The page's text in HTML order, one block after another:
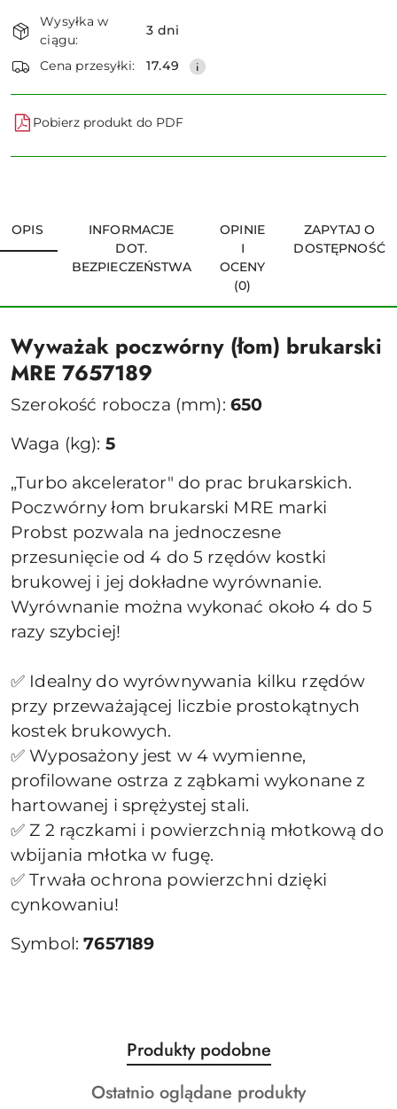
i
dostawa
Wysyłka w
ciągu:
3 dni
Cena przesyłki: 17.49
Pobierz produkt do PDF
OPIS
INFORMACJE
DOT.
BEZPIECZEŃSTWA
OPINIE
I
OCENY
(0)
ZAPYTAJ O
DOSTĘPNOŚĆ
Wyważak poczwórny (łom) brukarski
MRE 7657189
Szerokość robocza (mm): 650
Waga (kg): 5
„Turbo akcelerator" do prac brukarskich.
Poczwórny łom brukarski MRE marki
Probst pozwala na jednoczesne
przesunięcie od 4 do 5 rzędów kostki
brukowej i jej dokładne wyrównanie.
Wyrównanie można wykonać około 4 do 5
razy szybciej!
✅ Idealny do wyrównywania kilku rzędów
przy przeważającej liczbie prostokątnych
kostek brukowych.
✅ Wyposażony jest w 4 wymienne,
profilowane ostrza z ząbkami wykonane z
hartowanej i sprężystej stali.
✅ Z 2 rączkami i powierzchnią młotkową do
wbijania młotka w fugę.
✅ Trwała ochrona powierzchni dzięki
cynkowaniu!
Symbol:7657189
Pomiń karuzelę produktów
Produkty
o
statusie:
Produkty podobne
Produkty
Ostatnio oglądane produkty